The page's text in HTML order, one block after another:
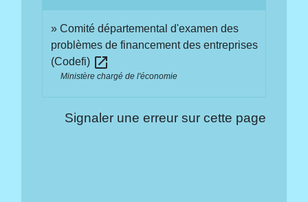
Comité départemental d'examen des
problèmes de financement des entreprises
(Codefi) open_in_new
Ministère chargé de l'économie
Signaler une erreur sur cette page